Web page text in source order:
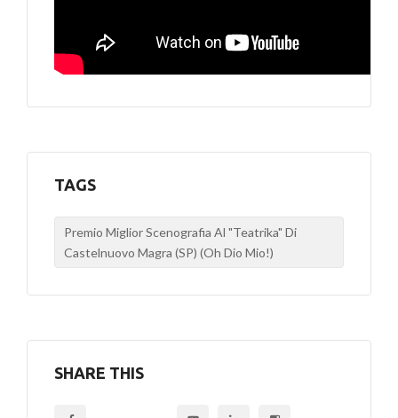
TAGS
Premio Miglior Scenografia Al "Teatrika" Di
Castelnuovo Magra (SP) (Oh Dio Mio!)
SHARE THIS